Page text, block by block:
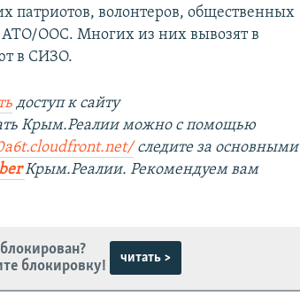
патриотов, волонтеров, общественных
АТО/ООС. Многих из них вывозят в
в СИЗО.
доступ к сайту
Крым.Реалии можно с помощью
следите за основными
Крым.Реалии. Рекомендуем вам
блокировку!
читать >